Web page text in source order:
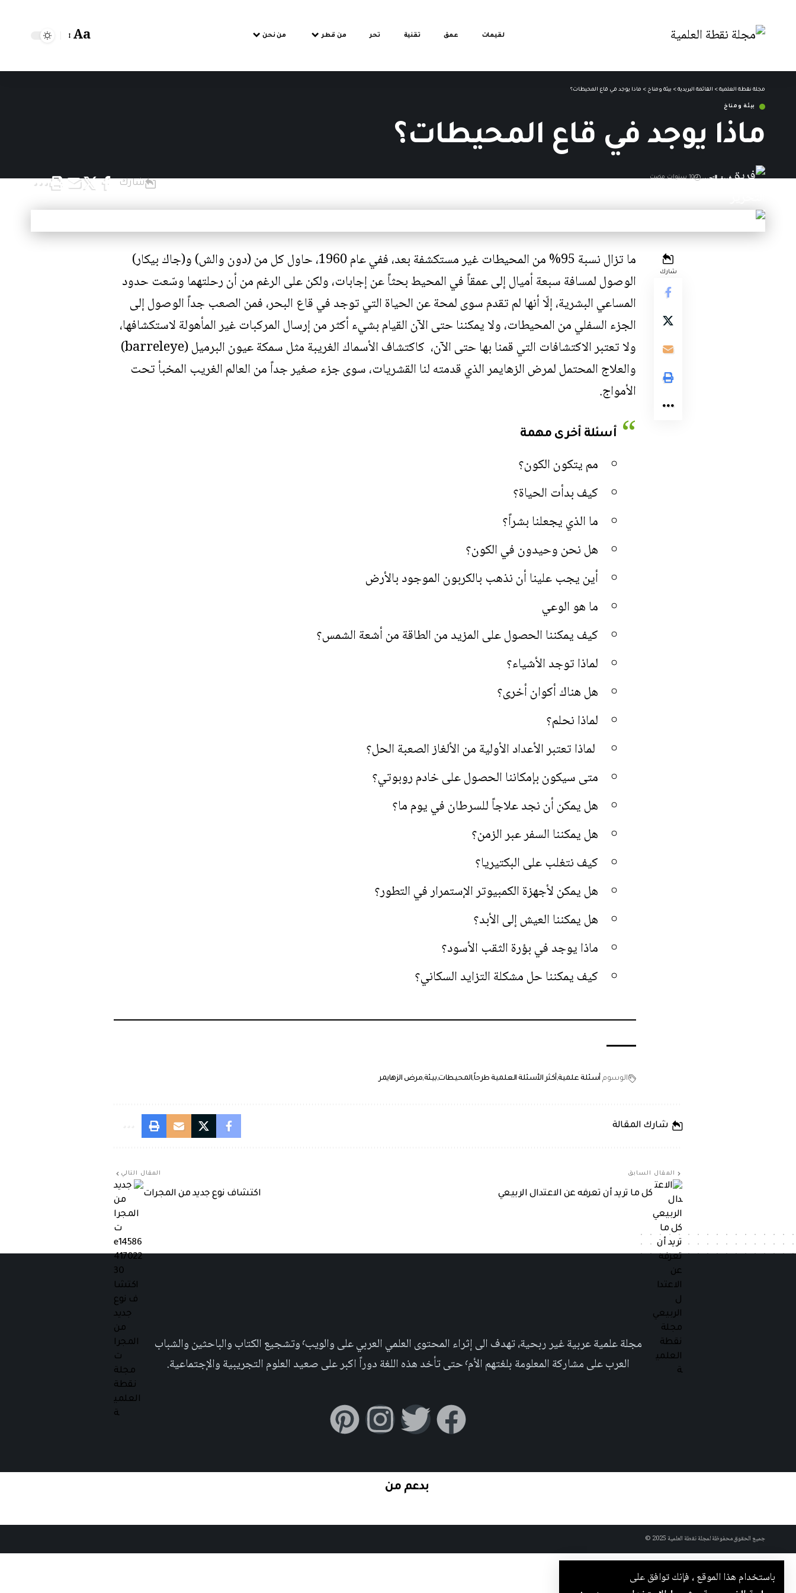
باستخدام هذا الموقع ، فإنك توافق على
لقيمات عمق تقنية تحر من قطر من نحن Aa
مجلة نقطة العلمية > القائمة البريدية > بيئة ومناخ > ماذا يوجد في قاع المحيطات؟
بيئة ومناخ
ماذا يوجد في قاع المحيطات؟
فريق التحرير 10 سنوات مضت
شارك
شارك
ما تزال نسبة 95% من المحيطات غير مستكشفة بعد، ففي عام 1960، حاول كل من (دون والش) و(جاك بيكار)
الوصول لمسافة سبعة أميال إلى عمقاً في المحيط بحثاً عن إجابات، ولكن على الرغم من أن رحلتهما وسّعت حدود
المساعي البشرية، إلّا أنها لم تقدم سوى لمحة عن الحياة التي توجد في قاع البحر، فمن الصعب جداً الوصول إلى
الجزء السفلي من المحيطات، ولا يمكننا حتى الآن القيام بشيء أكثر من إرسال المركبات غير المأهولة لاستكشافها،
ولا تعتبر الاكتشافات التي قمنا بها حتى الآن، كاكتشاف الأسماك الغريبة مثل سمكة عيون البرميل (barreleye)
والعلاج المحتمل لمرض الزهايمر الذي قدمته لنا القشريات، سوى جزء صغير جداً من العالم الغريب المخبأ تحت
الأمواج.
أسئلة أخرى مهمة
مم يتكون الكون؟
كيف بدأت الحياة؟
ما الذي يجعلنا بشراً؟
هل نحن وحيدون في الكون؟
أين يجب علينا أن نذهب بالكربون الموجود بالأرض
ما هو الوعي
كيف يمكننا الحصول على المزيد من الطاقة من أشعة الشمس؟
لماذا توجد الأشياء؟
هل هناك أكوان أخرى؟
لماذا نحلم؟
لماذا تعتبر الأعداد الأولية من الألغاز الصعبة الحل؟
متى سيكون بإمكاننا الحصول على خادم روبوتي؟
هل يمكن أن نجد علاجاً للسرطان في يوم ما؟
هل يمكننا السفر عبر الزمن؟
كيف نتغلب على البكتيريا؟
هل يمكن لأجهزة الكمبيوتر الإستمرار في التطور؟
هل يمكننا العيش إلى الأبد؟
ماذا يوجد في بؤرة الثقب الأسود؟
كيف يمكننا حل مشكلة التزايد السكاني؟
الوسوم أسئلة علمية أكثر الأسئلة العلمية طرحاًالمحيطات بيئةمرض الزهايمر
شارك المقالة
المقال السابق
كل ما تريد أن تعرفه عن الاعتدال الربيعي
المقال التالي
اكتشاف نوع جديد من المجرات
مجلة علمية عربية غير ربحية، تهدف الى إثراء المحتوى العلمي العربي على والويب٬ وتشجيع الكتاب والباحثين والشباب
العرب على مشاركة المعلومة بلغتهم الأم٬ حتى تأخد هذه اللغة دوراً اكبر على صعيد العلوم التجريبية والإجتماعية.
بدعم من
جميع الحقوق محفوظة لمجلة نقطة العلمية 2025 ©